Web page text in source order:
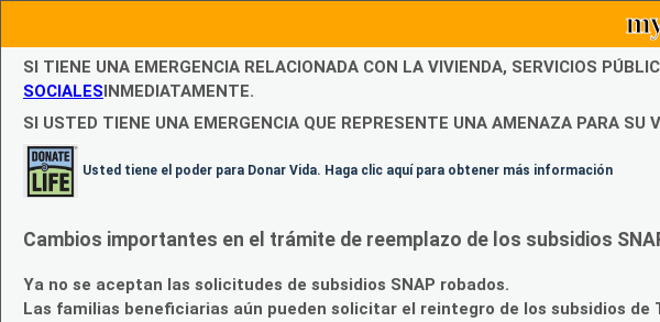
SI TIENE UNA EMERGENCIA RELACIONADA CON LA VIVIENDA, SERVICIOS
SOCIALESINMEDIATAMENTE.
SI USTED TIENE UNA EMERGENCIA QUE REPRESENTE UNA AMENAZA PARA
Usted tiene el poder para Donar Vida. Haga clic aquí para obtener más información
Cambios importantes en el trámite de reemplazo de los subsidios
Ya no se aceptan las solicitudes de subsidios SNAP robados.
Las familias beneficiarias aún pueden solicitar el reintegro de los subsidios de